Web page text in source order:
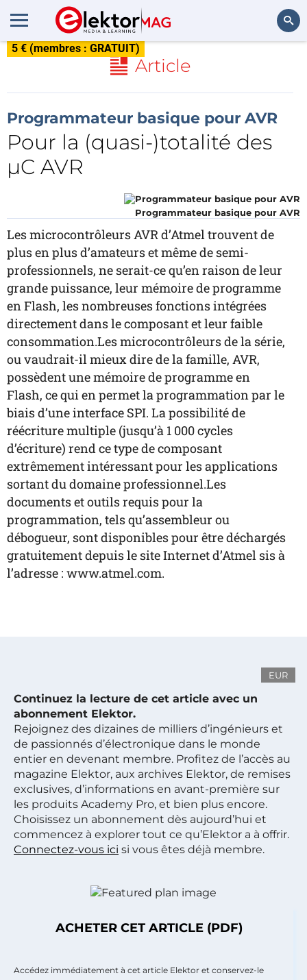
5 € (membres : GRATUIT)
Article
Programmateur basique pour AVR
Pour la (quasi-)totalité des
µC AVR
Programmateur basique pour AVR
Les microcontrôleurs AVR d’Atmel trouvent de
plus en plus d’amateurs et même de semi-
professionnels, ne serait-ce qu’en raison de leur
grande puissance, leur mémoire de programme
en Flash, les nombreuses fonctions intégrées
directement dans le composant et leur faible
consommation.Les microcontrôleurs de la série,
ou vaudrait-il mieux dire de la famille, AVR,
possèdent une mémoire de programme en
Flash, ce qui en permet la programmation par le
biais d’une interface SPI. La possibilité de
réécriture multiple (jusqu’à 1 000 cycles
d’écriture) rend ce type de composant
extrêmement intéressant pour les applications
sortant du domaine professionnel.Les
documents et outils requis pour la
programmation, tels qu’assembleur ou
débogueur, sont disponibles pour être déchargés
gratuitement depuis le site Internet d’Atmel sis à
l’adresse : www.atmel.com.
EUR
Continuez la lecture de cet article avec un
abonnement Elektor.
Rejoignez des dizaines de milliers d’ingénieurs et
de passionnés d’électronique dans le monde
entier en devenant membre. Profitez de l’accès au
magazine Elektor, aux archives Elektor, de remises
exclusives, d’informations en avant-première sur
les produits Academy Pro, et bien plus encore.
Choisissez un abonnement dès aujourd’hui et
commencez à explorer tout ce qu’Elektor a à offrir.
Connectez-vous ici si vous êtes déjà membre.
ACHETER CET ARTICLE (PDF)
Accédez immédiatement à cet article Elektor et conservez-le